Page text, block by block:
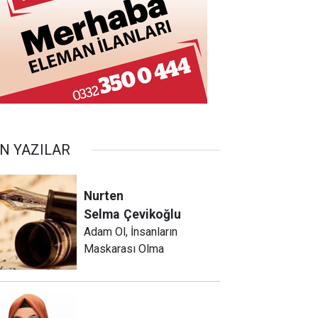
YAZILAR
Nurten
Selma Çevikoğlu
Adam Ol, İnsanların
Maskarası Olma